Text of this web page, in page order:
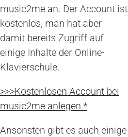
music2me an. Der Account ist
kostenlos, man hat aber
damit bereits Zugriff auf
einige Inhalte der Online-
Klavierschule.
>>>Kostenlosen Account bei
music2me anlegen.*
Ansonsten gibt es auch einige